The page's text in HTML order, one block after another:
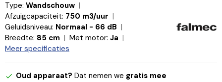
Type: Wandschouw
Afzuigcapaciteit: 750 m3/uur
Geluidsniveau: Normaal - 66 dB
Breedte: 85 cm Met motor: Ja
Meer specificaties
Oud apparaat? Dat nemen we gratis mee